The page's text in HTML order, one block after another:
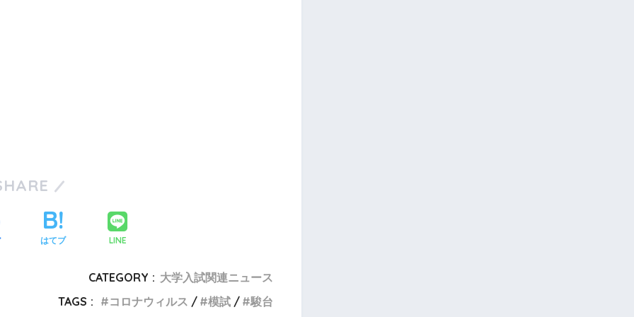
はてブ LINE
CATEGORY : 大学入試関連ニュース
TAGS :
コロナウィルス 模試 駿台